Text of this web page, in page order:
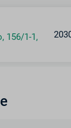
156/1-1,